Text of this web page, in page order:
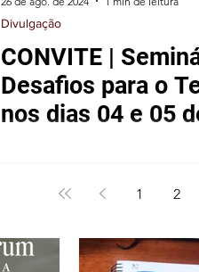
CONVITE |
Desafios para o
nos dias 04 e 05
Divulgação
1 2